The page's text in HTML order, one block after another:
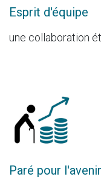
Esprit d'équipe
une collaboration
Paré pour l'avenir